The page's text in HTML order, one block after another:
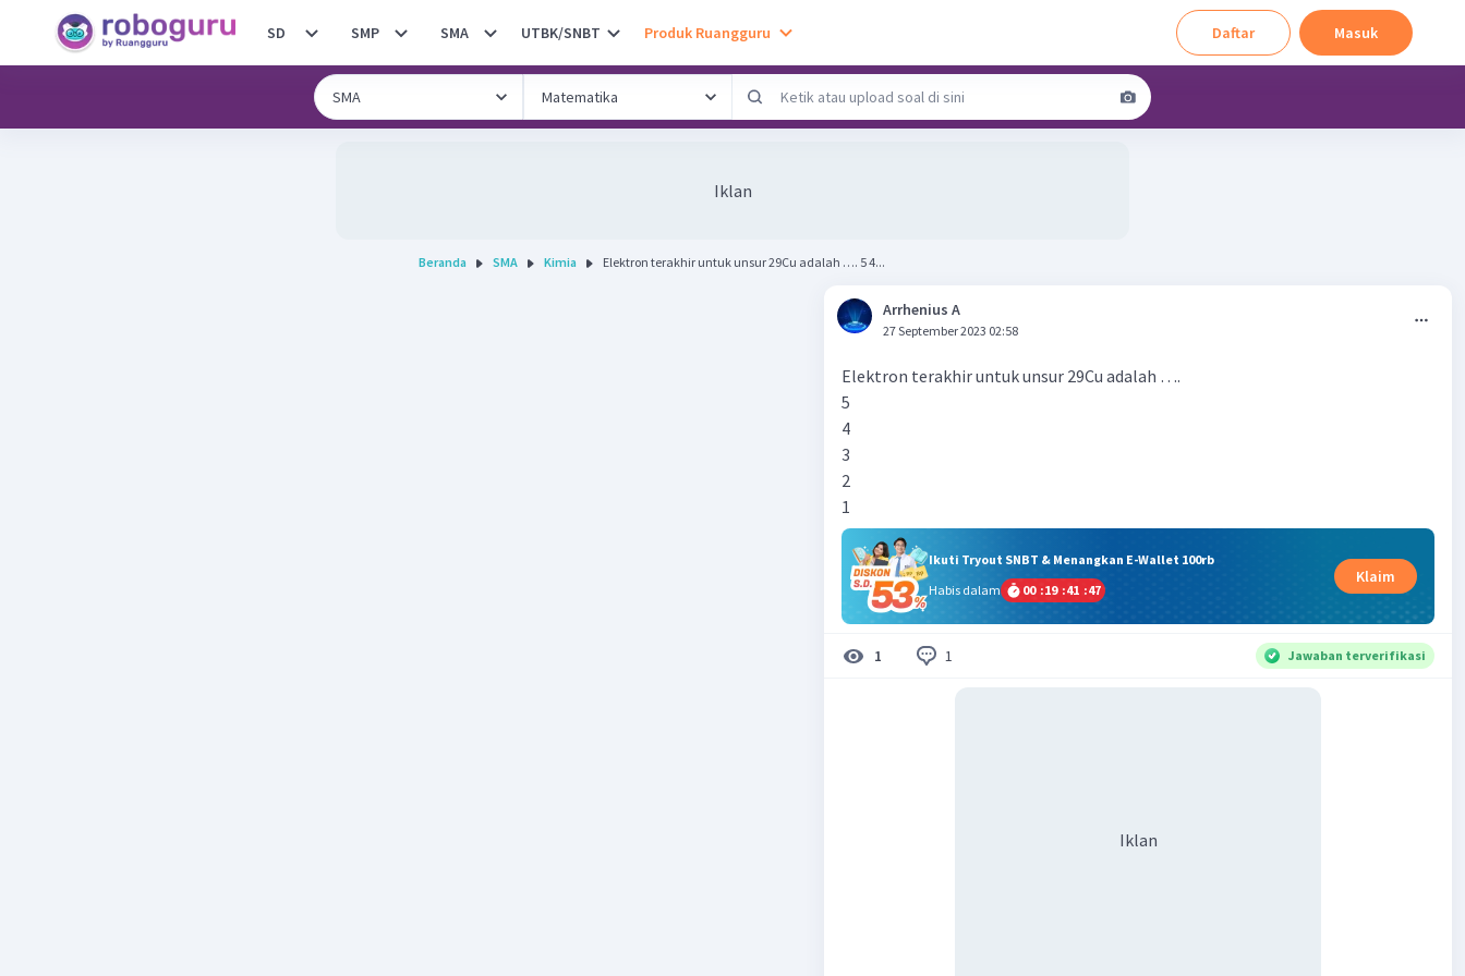
SD SMP SMA UTBK/SNBT Produk Ruangguru Daftar Masuk
Iklan
Beranda SMA Kimia Elektron terakhir untuk unsur 29Cu adalah …. 5 4...
Arrhenius A
27 September 2023 02:58
Elektron terakhir untuk unsur 29Cu adalah ….
5
4
3
2
1
Ikuti Tryout SNBT & Menangkan E-Wallet 100rb
Habis dalam
00 :19 :41 :47
Klaim
1 1 Jawaban terverifikasi
Iklan